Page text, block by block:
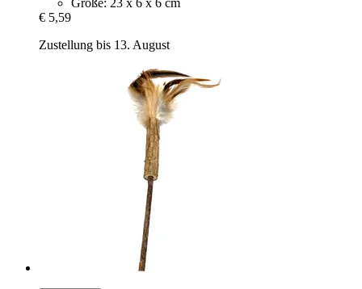
€ 5,59
Zustellung bis 13. August